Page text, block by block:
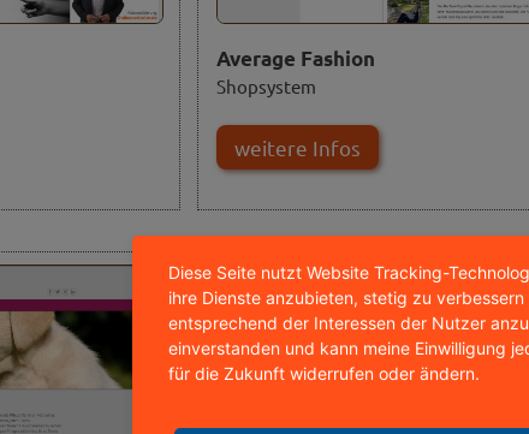
Average Fashion
Shopsystem
weitere Infos
Diese Seite nutzt Website Tracking-
ihre Dienste anzubieten, stetig zu verbessern
entsprechend der Interessen der Nutzer
einverstanden und kann meine Einwilligung
für die Zukunft widerrufen oder ändern.